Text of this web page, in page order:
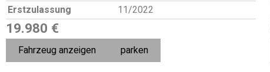
Erstzulassung
11/2022
19.980 €
Fahrzeug anzeigen parken